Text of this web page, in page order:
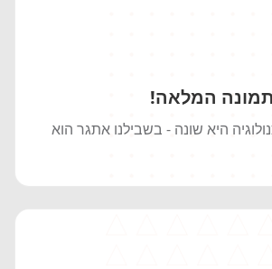
המלאה‏!
היא שונה - בשבילנו אתגר הוא